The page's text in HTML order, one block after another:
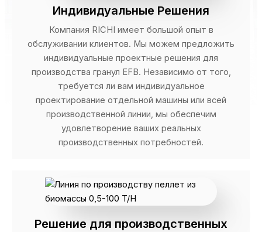
Индивидуальные Решения
Компания RICHI имеет большой опыт в
обслуживании клиентов. Мы можем предложить
индивидуальные проектные решения для
производства гранул EFB. Независимо от того,
требуется ли вам индивидуальное
проектирование отдельной машины или всей
производственной линии, мы обеспечим
удовлетворение ваших реальных
производственных потребностей.
Решение для производственных